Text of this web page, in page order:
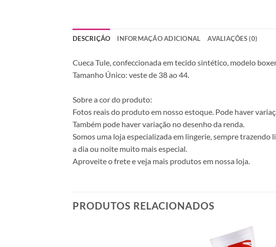
DESCRIÇÃO INFORMAÇÃO ADICIONAL AVALIAÇÕES (0)
Cueca Tule, confeccionada em tecido sintético, modelo
Tamanho Único: veste de 38 ao 44.
Sobre a cor do produto:
Fotos reais do produto em nosso estoque. Pode haver
Também pode haver variação no desenho da renda.
Somos uma loja especializada em lingerie, sempre
a dia ou noite muito mais especial.
Aproveite o frete e veja mais produtos em nossa loja.
PRODUTOS RELACIONADOS